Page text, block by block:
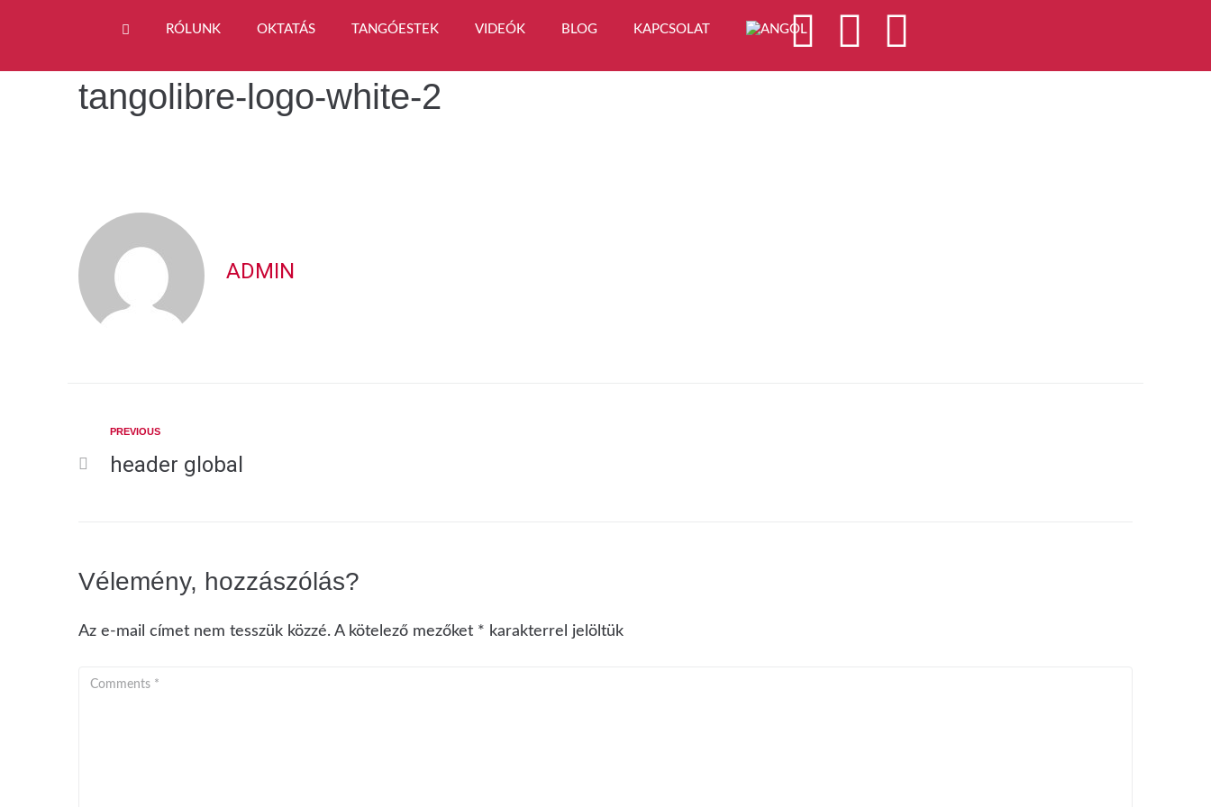
RÓLUNK OKTATÁS TANGÓESTEK VIDEÓK BLOG KAPCSOLAT
tangolibre-logo-white-2
ADMIN
PREVIOUS
header global
Vélemény, hozzászólás?
Az e-mail címet nem tesszük közzé. A kötelező mezőket * karakterrel jelöltük